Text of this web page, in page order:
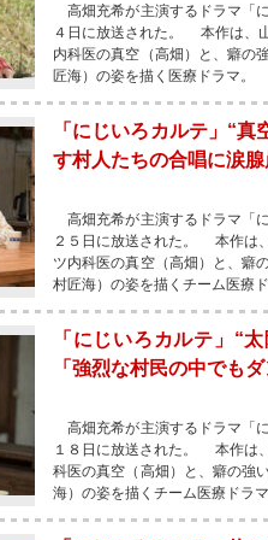
高畑充希が主演するドラマ「
４日に放送された。 本作は、
内科医の真空（高畑）と、癖の
匠海）の姿を描く医療ドラマ。
「にじいろカルテ」“
す村人たちの合唱に涙腺
高畑充希が主演するドラマ「
２５日に放送された。 本作は
ツ内科医の真空（高畑）と、癖
村匠海）の姿を描くチーム医療
「にじいろカルテ」“
「強烈な村民の中でも
高畑充希が主演するドラマ「
１８日に放送された。 本作は
科医の真空（高畑）と、癖の強
海）の姿を描くチーム医療ドラ